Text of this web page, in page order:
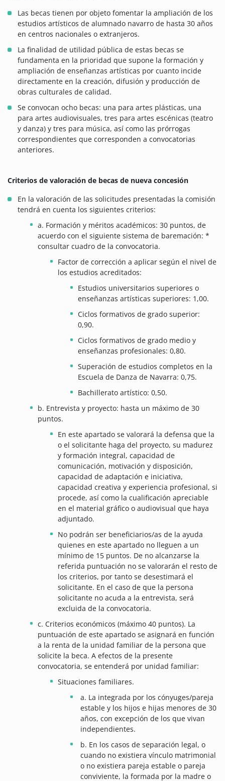
Las becas tienen por objeto fomentar la ampliación de los
estudios artísticos de alumnado navarro de hasta 30 años
en centros nacionales o extranjeros.
La finalidad de utilidad pública de estas becas se
fundamenta en la prioridad que supone la formación y
ampliación de enseñanzas artísticas por cuanto incide
directamente en la creación, difusión y producción de
obras culturales de calidad.
Se convocan ocho becas: una para artes plásticas, una
para artes audiovisuales, tres para artes escénicas (teatro
y danza) y tres para música, así como las prórrogas
correspondientes que corresponden a convocatorias
anteriores.
Criterios de valoración de becas de nueva concesión
En la valoración de las solicitudes presentadas la comisión
tendrá en cuenta los siguientes criterios:
a. Formación y méritos académicos: 30 puntos, de
acuerdo con el siguiente sistema de baremación: *
consultar cuadro de la convocatoria.
Factor de corrección a aplicar según el nivel de
los estudios acreditados:
Estudios universitarios superiores o
enseñanzas artísticas superiores: 1,00.
Ciclos formativos de grado superior:
0,90.
Ciclos formativos de grado medio y
enseñanzas profesionales: 0,80.
Superación de estudios completos en la
Escuela de Danza de Navarra: 0,75.
Bachillerato artístico: 0,50.
b. Entrevista y proyecto: hasta un máximo de 30
puntos.
En este apartado se valorará la defensa que la
o el solicitante haga del proyecto, su madurez
y formación integral, capacidad de
comunicación, motivación y disposición,
capacidad de adaptación e iniciativa,
capacidad creativa y experiencia profesional, si
procede, así como la cualificación apreciable
en el material gráfico o audiovisual que haya
adjuntado.
No podrán ser beneficiarios/as de la ayuda
quienes en este apartado no lleguen a un
mínimo de 15 puntos. De no alcanzarse la
referida puntuación no se valorarán el resto de
los criterios, por tanto se desestimará el
solicitante. En el caso de que la persona
solicitante no acuda a la entrevista, será
excluida de la convocatoria.
c. Criterios económicos (máximo 40 puntos). La
puntuación de este apartado se asignará en función
a la renta de la unidad familiar de la persona que
solicite la beca. A efectos de la presente
convocatoria, se entenderá por unidad familiar:
Situaciones familiares.
a. La integrada por los cónyuges/pareja
estable y los hijos e hijas menores de 30
años, con excepción de los que vivan
independientes.
b. En los casos de separación legal, o
cuando no existiera vínculo matrimonial
o no existiera pareja estable o pareja
conviviente, la formada por la madre o